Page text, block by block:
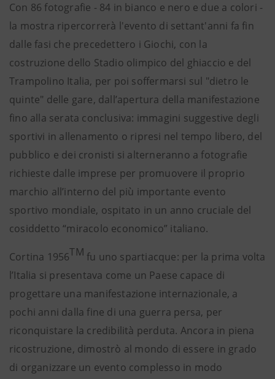
Con 86 fotografie - 84 in bianco e nero e due a colori -
la mostra ripercorrerà l'evento di settant'anni fa fin
dalle fasi che precedettero i Giochi, con la
costruzione dello Stadio olimpico del ghiaccio e del
Trampolino Italia, per poi soffermarsi sul "dietro le
quinte" delle gare, dall’apertura della manifestazione
fino alla serata conclusiva: immagini suggestive degli
sportivi in allenamento o ripresi nel tempo libero, del
pubblico e dei cronisti si alterneranno a fotografie
richieste dalle imprese per promuovere il proprio
marchio all’interno del più importante evento
sportivo mondiale, ospitato in un anno cruciale del
cosiddetto “miracolo economico” italiano.
Cortina 1956TM fu uno spartiacque: per la prima volta
l’Italia si presentava come un Paese capace di
progettare una manifestazione internazionale, a
pochi anni dalla fine di una guerra persa, per
riconquistare la credibilità perduta. Ancora in piena
ricostruzione, dimostrò al mondo di essere in grado
di organizzare un evento complesso in modo